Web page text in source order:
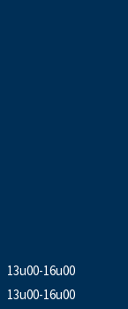
13u00-16u00
13u00-16u00